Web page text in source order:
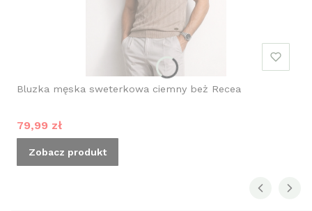
Bluzka męska sweterkowa ciemny beż Recea
Cena promocyjna
79,99 zł
Zobacz produkt